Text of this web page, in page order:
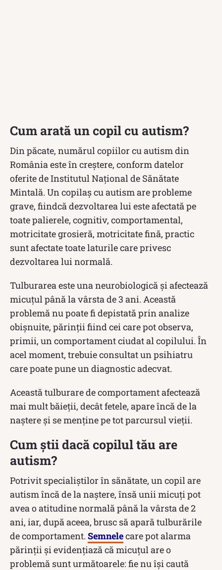
Cum arată un copil cu autism?
Din păcate, numărul copiilor cu autism din
România este în creștere, conform datelor
oferite de Institutul Național de Sănătate
Mintală. Un copilaș cu autism are probleme
grave, fiindcă dezvoltarea lui este afectată pe
toate palierele, cognitiv, comportamental,
motricitate grosieră, motricitate fină, practic
sunt afectate toate laturile care privesc
dezvoltarea lui normală.
Tulburarea este una neurobiologică și afectează
micuțul până la vârsta de 3 ani. Această
problemă nu poate fi depistată prin analize
obișnuite, părinții fiind cei care pot observa,
primii, un comportament ciudat al copilului. În
acel moment, trebuie consultat un psihiatru
care poate pune un diagnostic adecvat.
Această tulburare de comportament afectează
mai mult băieții, decât fetele, apare încă de la
naștere și se menține pe tot parcursul vieții.
Cum știi dacă copilul tău are
autism?
Potrivit specialiștilor în sănătate, un copil are
autism încă de la naștere, însă unii micuți pot
avea o atitudine normală până la vârsta de 2
ani, iar, după aceea, brusc să apară tulburările
de comportament. Semnelecare pot alarma
părinții și evidențiază că micuțul are o
problemă sunt următoarele: fie nu îşi caută